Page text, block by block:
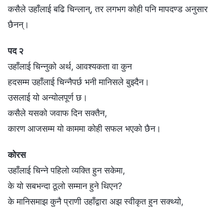
कसैले उहाँलाई बढि चिन्लान्, तर लगभग कोही पनि मापदण्ड अनुसार
छैनन्।
पद २
उहाँलाई चिन्नुको अर्थ, आवश्यकता वा कुन
हदसम्म उहाँलाई चिन्नैपर्छ भनी मानिसले बुझ्दैन।
उसलाई यो अन्योलपूर्ण छ।
कसैले यसको जवाफ दिन सक्तैन,
कारण आजसम्म यो काममा कोही सफल भएको छैन।
कोरस
उहाँलाई चिन्ने पहिलो व्यक्ति हुन सकेमा,
के यो सबभन्दा ठूलो सम्मान हुने थिएन?
के मानिसमाझ कुनै प्राणी उहाँद्वारा अझ स्वीकृत हुन सक्थ्यो,